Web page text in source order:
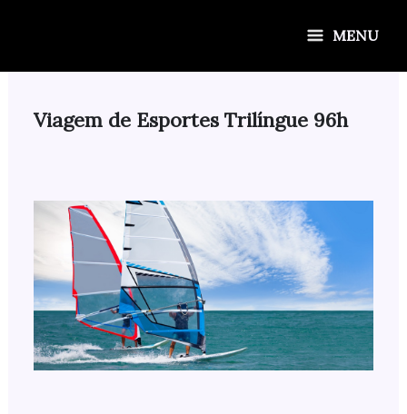
MENU
Viagem de Esportes Trilíngue 96h